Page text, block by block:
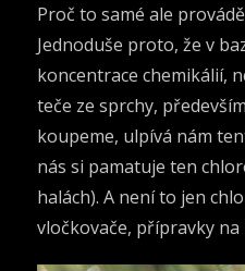
Proč to samé ale
Jednoduše proto, že v
koncentrace chemikálií,
teče ze sprchy,
koupeme, ulpívá nám
nás si pamatuje ten
halách). A není to jen
vločkovače, přípravky